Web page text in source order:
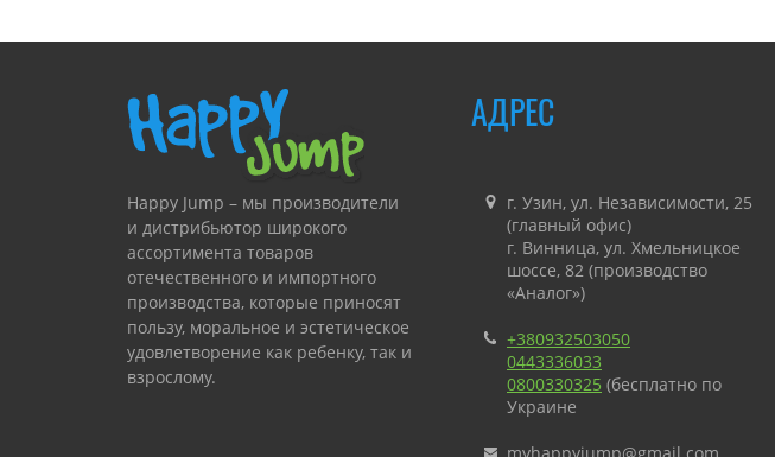
Happy Jump – мы производители
и дистрибьютор широкого
ассортимента товаров
отечественного и импортного
производства, которые приносят
пользу, моральное и эстетическое
удовлетворение как ребенку, так и
взрослому.
АДРЕС
г. Узин, ул. Независимости, 25
(главный офис)
г. Винница, ул. Хмельницкое
шоссе, 82 (производство
«Аналог»)
+380932503050
0443336033
0800330325 (бесплатно по
Украине